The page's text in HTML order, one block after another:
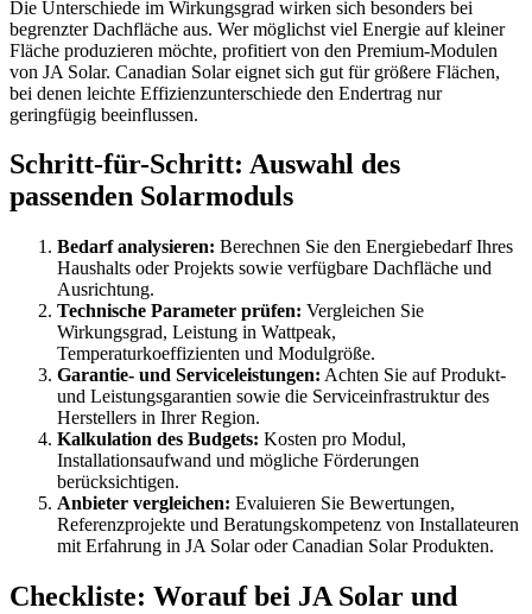
Die Unterschiede im Wirkungsgrad wirken sich besonders bei
begrenzter Dachfläche aus. Wer möglichst viel Energie auf kleiner
Fläche produzieren möchte, profitiert von den Premium-Modulen
von JA Solar. Canadian Solar eignet sich gut für größere Flächen,
bei denen leichte Effizienzunterschiede den Endertrag nur
geringfügig beeinflussen.
Schritt-für-Schritt: Auswahl des
passenden Solarmoduls
Bedarf analysieren: Berechnen Sie den Energiebedarf Ihres
Haushalts oder Projekts sowie verfügbare Dachfläche und
Ausrichtung.
Technische Parameter prüfen: Vergleichen Sie
Wirkungsgrad, Leistung in Wattpeak,
Temperaturkoeffizienten und Modulgröße.
Garantie- und Serviceleistungen: Achten Sie auf Produkt-
und Leistungsgarantien sowie die Serviceinfrastruktur des
Herstellers in Ihrer Region.
Kalkulation des Budgets: Kosten pro Modul,
Installationsaufwand und mögliche Förderungen
berücksichtigen.
Anbieter vergleichen: Evaluieren Sie Bewertungen,
Referenzprojekte und Beratungskompetenz von Installateuren
mit Erfahrung in JA Solar oder Canadian Solar Produkten.
Checkliste: Worauf bei JA Solar und